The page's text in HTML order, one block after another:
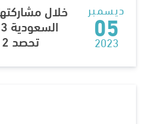
ديسمبر
05
2023
خلال
تحصد 12 جائزة مرموقة